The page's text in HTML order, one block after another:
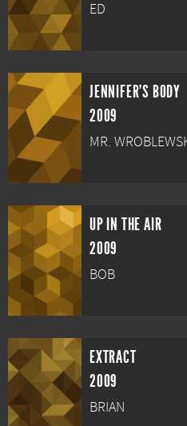
ED
JENNIFER'S BODY
2009
MR.
UP IN THE AIR
2009
BOB
EXTRACT
2009
BRIAN